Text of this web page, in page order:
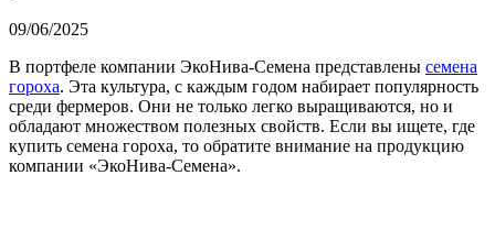
09/06/2025
В портфеле компании ЭкоНива-Семена представлены семена
гороха. Эта культура, с каждым годом набирает популярность
среди фермеров. Они не только легко выращиваются, но и
обладают множеством полезных свойств. Если вы ищете, где
купить семена гороха, то обратите внимание на продукцию
компании «ЭкоНива-Семена».